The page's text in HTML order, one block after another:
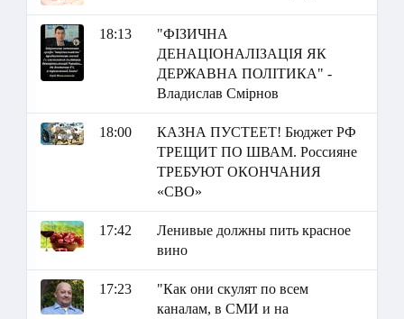
18:13
"ФІЗИЧНА
ДЕНАЦІОНАЛІЗАЦІЯ ЯК
ДЕРЖАВНА ПОЛІТИКА" -
Владислав Смірнов
18:00
КАЗНА ПУСТЕЕТ! Бюджет РФ
ТРЕЩИТ ПО ШВАМ. Россияне
ТРЕБУЮТ ОКОНЧАНИЯ
«СВО»
17:42
Ленивые должны пить красное
вино
17:23
"Как они скулят по всем
каналам, в СМИ и на